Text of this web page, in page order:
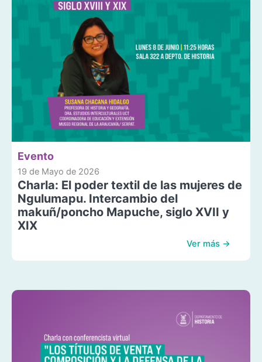
Evento
19 de Mayo de 2026
Charla: El poder textil de las mujeres de
Ngulumapu. Intercambio del
makuñ/poncho Mapuche, siglo XVII y
XIX
Ver más →